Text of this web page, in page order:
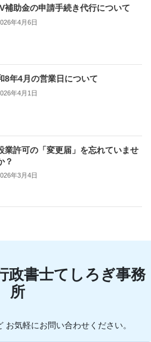
補助金の申請手続き代行について
年4月6日
8年4月の営業日について
年4月1日
業許可の「変更届」を忘れていませ
？
年3月4日
政書士てしろぎ事務
所
お気軽にお問い合わせください。